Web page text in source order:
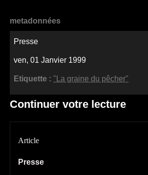
metadonnées
Presse
ven, 01 Janvier 1999
Etiquette : "La graine du pêcher"
Continuer votre lecture
Article
Presse